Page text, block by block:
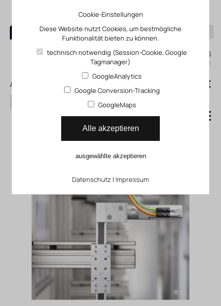
0
Mein KLEFINGHAUS
einloggen
Alle Produkte
Suchen
0,00 €
Getriebe
Getriebe (axial)
Cookie-Einstellungen
Diese Website nutzt Cookies, um bestmögliche
Funktionalität bieten zu können.
technisch notwendig (Session-Cookie, Google
Tagmanager)
GoogleAnalytics
Google Conversion-Tracking
GoogleMaps
Alle akzeptieren
ausgewählte akzeptieren
Datenschutz | Impressum